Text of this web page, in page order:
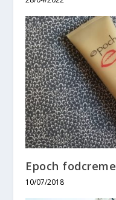
Epoch fodcreme
10/07/2018